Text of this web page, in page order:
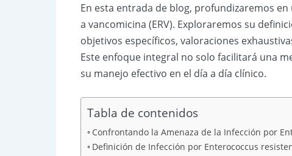
En esta entrada de blog, profundizaremos
a vancomicina (ERV). Exploraremos su
objetivos específicos, valoraciones
Este enfoque integral no solo facilitará una
su manejo efectivo en el día a día clínico.
Tabla de contenidos
Confrontando la Amenaza de la Infección por
Definición de Infección por Enterococcus